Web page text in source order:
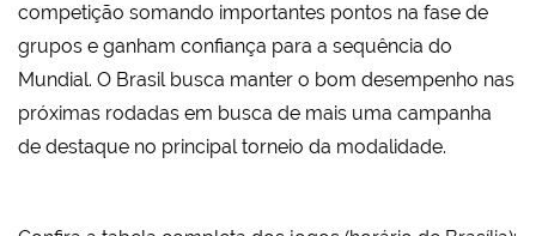
competição somando importantes pontos na fase de
grupos e ganham confiança para a sequência do
Mundial. O Brasil busca manter o bom desempenho nas
próximas rodadas em busca de mais uma campanha
de destaque no principal torneio da modalidade.